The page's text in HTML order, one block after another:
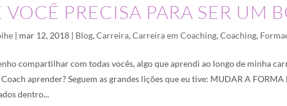
VOCÊ PRECISA PARA SER UM
mar 12, 2018 Blog,Carreira,Carreira em Coaching,Coaching,
compartilhar com todas vocês, algo que aprendi ao longo de minha
aprender? Seguem as grandes lições que eu tive: MUDAR A
dentro...